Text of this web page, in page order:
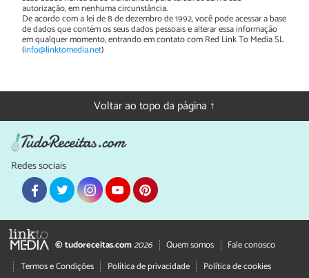
autorização, em nenhuma circunstância.
De acordo com a lei de 8 de dezembro de 1992, você pode acessar a base
de dados que contém os seus dados pessoais e alterar essa informação
em qualquer momento, entrando em contato com Red Link To Media SL
(info@linktomedia.net)
Voltar ao topo da página ↑
Redes sociais
© tudoreceitas.com2026 Quem somos
Fale conosco
Termos e Condições
Política de privacidade Política de cookies